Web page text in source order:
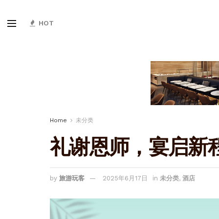
HOT
Home 未分类
礼谢恩师，宴启新
by 旅游玩客 2025年6月17日 in 未分类, 酒店